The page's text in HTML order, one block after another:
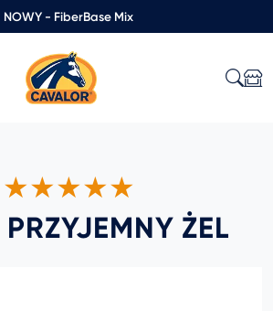
NOWY - FiberBase Mix
★★★★★
PRZYJEMNY ŻEL